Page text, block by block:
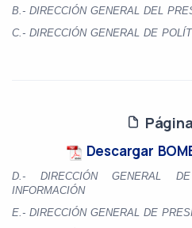
B.- DIRECCIÓN GENERAL DEL
C.- DIRECCIÓN GENERAL DE
Descargar
D.- DIRECCIÓN GENERAL
INFORMACIÓN
E.- DIRECCIÓN GENERAL DE